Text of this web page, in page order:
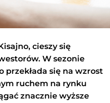
cieszy się
W sezonie
się na wzrost
ruchem na rynku
znacznie wyższe